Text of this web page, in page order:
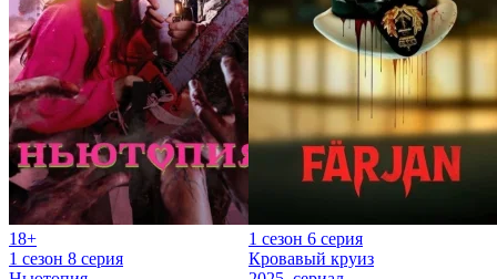
18+
1 сезон 8 серия
1 сезон 6 серия
Кровавый круиз